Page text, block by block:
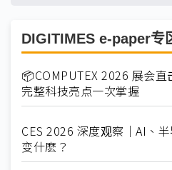
DIGITIMES e-paper专
📦COMPUTEX 2026 展会
完整科技亮点一次掌握
CES 2026 深度观察｜AI、
变什麽？